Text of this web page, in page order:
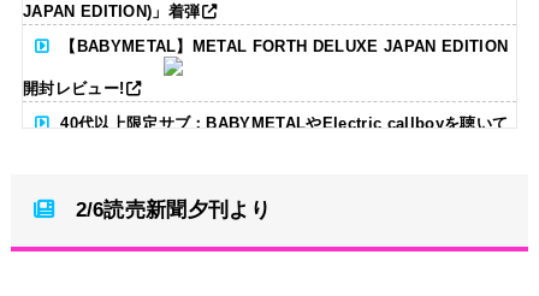
JAPAN EDITION)」着弾
【BABYMETAL】METAL FORTH DELUXE JAPAN EDITION
開封レビュー!
40代以上限定サブ：BABYMETALやElectric callboyを聴いて
BABYMETAL「CANNONBALL外伝」グッズ販売決定
2/6読売新聞夕刊より